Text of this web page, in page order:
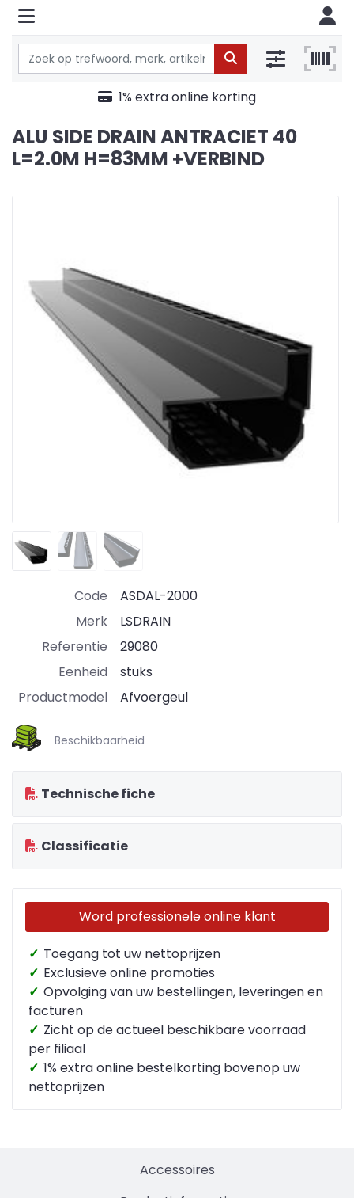
Ruime voorraden
ALU SIDE DRAIN ANTRACIET 40
L=2.0M H=83MM +VERBIND
Code
ASDAL-2000
Merk
LSDRAIN
Referentie
29080
Eenheid
stuks
Productmodel
Afvoergeul
Beschikbaarheid
Technische fiche
Classificatie
Word professionele online klant
✓ Toegang tot uw nettoprijzen
✓ Exclusieve online promoties
✓ Opvolging van uw bestellingen, leveringen en
facturen
✓ Zicht op de actueel beschikbare voorraad
per filiaal
✓ 1% extra online bestelkorting bovenop uw
nettoprijzen
Accessoires